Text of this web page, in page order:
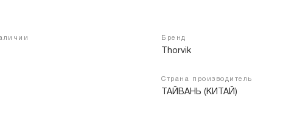
Бренд
Thorvik
Страна производитель
ТАЙВАНЬ (КИТАЙ)